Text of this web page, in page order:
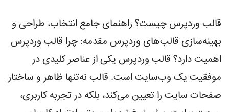
قالب وردپرس چیست؟ راهنمای جامع انتخاب، طراحی و
بهینه‌سازی قالب‌های وردپرس مقدمه: چرا قالب وردپرس
اهمیت دارد؟ قالب وردپرس یکی از عناصر کلیدی در
موفقیت یک وب‌سایت است. قالب نه‌تنها ظاهر و ساختار
صفحات سایت را تعیین می‌کند، بلکه در تجربه کاربری،